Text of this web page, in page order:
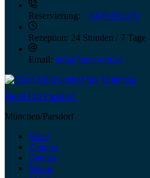
Reservierung: +49 89 991100
Rezeption: 24 Stunden / 7 Tage
Email: info@hotel-erb.de
Hotel Erb Parsdorf
München/Parsdorf
Hotel
Zimmer
Genuss
Feiern